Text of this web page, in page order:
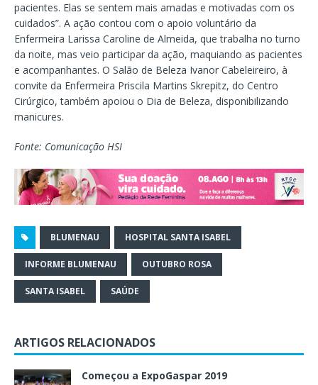
pacientes. Elas se sentem mais amadas e motivadas com os
cuidados”. A ação contou com o apoio voluntário da
Enfermeira Larissa Caroline de Almeida, que trabalha no turno
da noite, mas veio participar da ação, maquiando as pacientes
e acompanhantes. O Salão de Beleza Ivanor Cabeleireiro, à
convite da Enfermeira Priscila Martins Skrepitz, do Centro
Cirúrgico, também apoiou o Dia de Beleza, disponibilizando
manicures.
Fonte: Comunicação HSI
BLUMENAU HOSPITAL SANTA ISABEL
INFORME BLUMENAU OUTUBRO ROSA
SANTA ISABEL SAÚDE
ARTIGOS RELACIONADOS
Começou a ExpoGaspar 2019